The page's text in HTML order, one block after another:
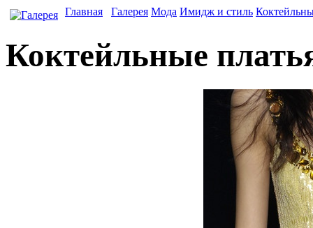
Главная Галерея Мода Имидж и стиль
Коктейльные